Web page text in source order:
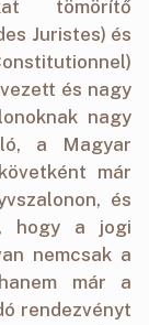
tömörítő
Juristes) és
és nagy
nagy
a Magyar
már
és
hogy a jogi
nemcsak a
már a
rendezvényt